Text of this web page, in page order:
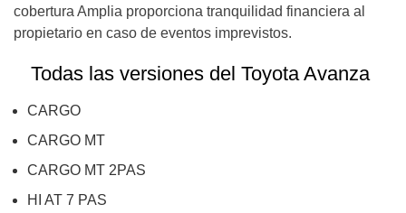
cobertura Amplia proporciona tranquilidad financiera al
propietario en caso de eventos imprevistos.
Todas las versiones del Toyota Avanza
CARGO
CARGO MT
CARGO MT 2PAS
HI AT 7 PAS